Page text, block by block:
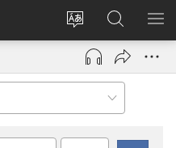
Změnit
jazyk
stránek
Přihlásit
se
(otevřeno
okno)
Hledat
na
JW.ORG